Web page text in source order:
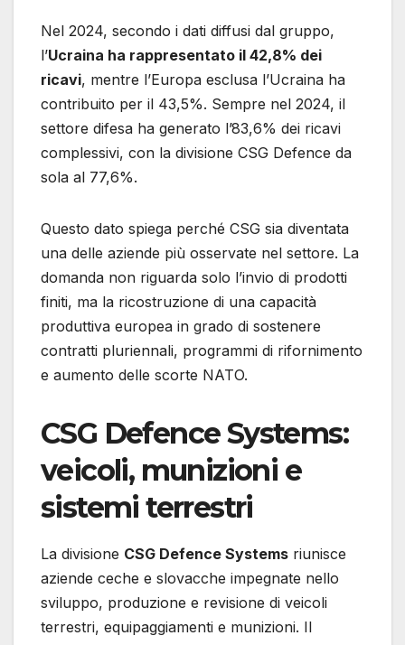
Nel 2024, secondo i dati diffusi dal gruppo,
l’Ucraina ha rappresentato il 42,8% dei
ricavi, mentre l’Europa esclusa l’Ucraina ha
contribuito per il 43,5%. Sempre nel 2024, il
settore difesa ha generato l’83,6% dei ricavi
complessivi, con la divisione CSG Defence da
sola al 77,6%.
Questo dato spiega perché CSG sia diventata
una delle aziende più osservate nel settore. La
domanda non riguarda solo l’invio di prodotti
finiti, ma la ricostruzione di una capacità
produttiva europea in grado di sostenere
contratti pluriennali, programmi di rifornimento
e aumento delle scorte NATO.
CSG Defence Systems:
veicoli, munizioni e
sistemi terrestri
La divisione CSG Defence Systems riunisce
aziende ceche e slovacche impegnate nello
sviluppo, produzione e revisione di veicoli
terrestri, equipaggiamenti e munizioni. Il